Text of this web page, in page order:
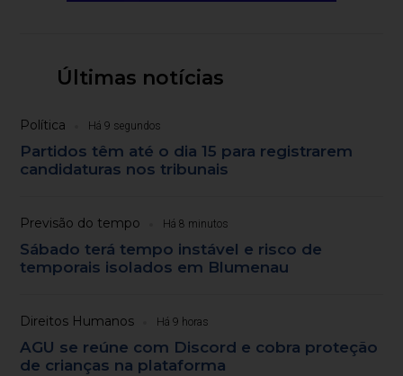
Últimas notícias
Política Há 9 segundos
Partidos têm até o dia 15 para registrarem
candidaturas nos tribunais
Previsão do tempo Há 8 minutos
Sábado terá tempo instável e risco de
temporais isolados em Blumenau
Direitos Humanos Há 9 horas
AGU se reúne com Discord e cobra proteção
de crianças na plataforma